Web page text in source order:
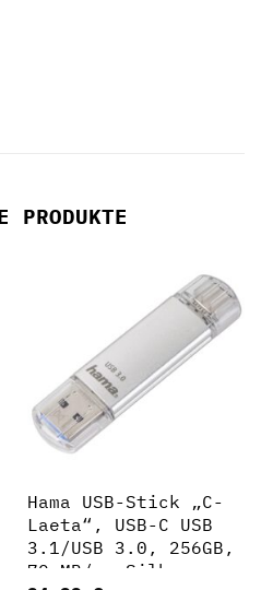
PRODUKTE
Hama USB-Stick „C-
Laeta“, USB-C USB
3.1/USB 3.0, 256GB,
70 MB/s, Silber